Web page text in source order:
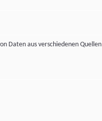
Daten aus verschiedenen Quellen